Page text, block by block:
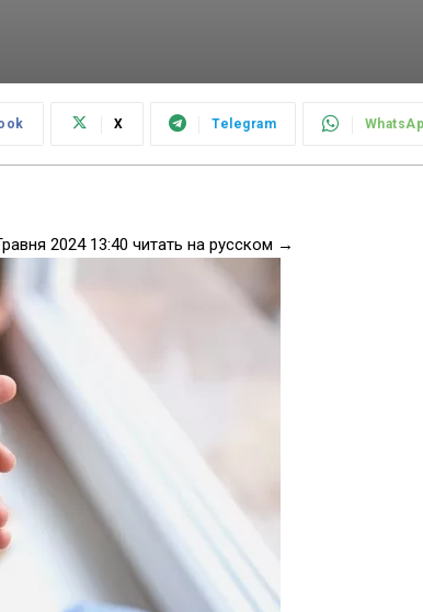
X Telegram
2024 13:40 читать на русском →